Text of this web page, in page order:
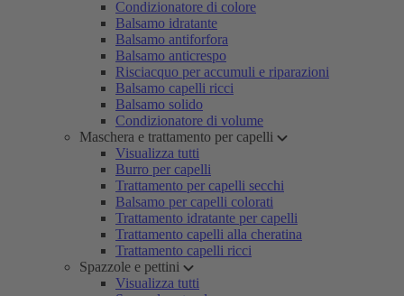
Condizionatore di colore
Balsamo idratante
Balsamo antiforfora
Balsamo anticrespo
Risciacquo per accumuli e riparazioni
Balsamo capelli ricci
Balsamo solido
Condizionatore di volume
Maschera e trattamento per capelli
Visualizza tutti
Burro per capelli
Trattamento per capelli secchi
Balsamo per capelli colorati
Trattamento idratante per capelli
Trattamento capelli alla cheratina
Trattamento capelli ricci
Spazzole e pettini
Visualizza tutti